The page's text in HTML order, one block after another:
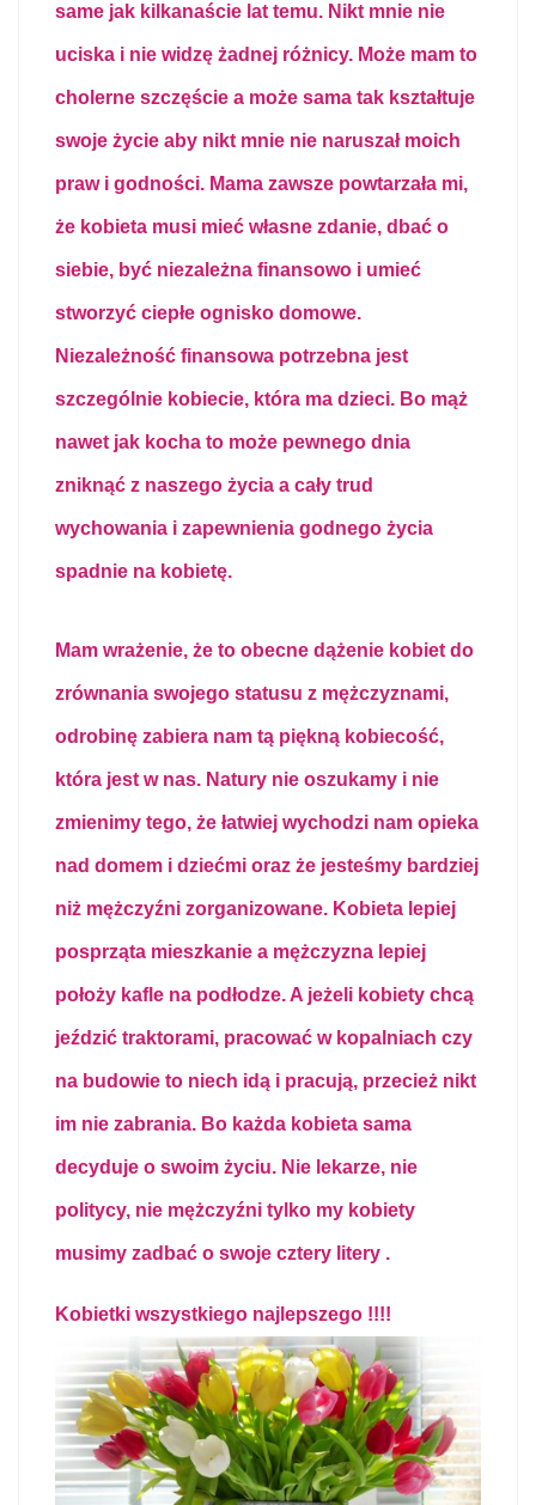
same jak kilkanaście lat temu. Nikt mnie nie
uciska i nie widzę żadnej różnicy. Może mam to
cholerne szczęście a może sama tak kształtuje
swoje życie aby nikt mnie nie naruszał moich
praw i godności. Mama zawsze powtarzała mi,
że kobieta musi mieć własne zdanie, dbać o
siebie, być niezależna finansowo i umieć
stworzyć ciepłe ognisko domowe.
Niezależność finansowa potrzebna jest
szczególnie kobiecie, która ma dzieci. Bo mąż
nawet jak kocha to może pewnego dnia
zniknąć z naszego życia a cały trud
wychowania i zapewnienia godnego życia
spadnie na kobietę.
Mam wrażenie, że to obecne dążenie kobiet do
zrównania swojego statusu z mężczyznami,
odrobinę zabiera nam tą piękną kobiecość,
która jest w nas. Natury nie oszukamy i nie
zmienimy tego, że łatwiej wychodzi nam opieka
nad domem i dziećmi oraz że jesteśmy bardziej
niż mężczyźni zorganizowane. Kobieta lepiej
posprząta mieszkanie a mężczyzna lepiej
położy kafle na podłodze. A jeżeli kobiety chcą
jeździć traktorami, pracować w kopalniach czy
na budowie to niech idą i pracują, przecież nikt
im nie zabrania. Bo każda kobieta sama
decyduje o swoim życiu. Nie lekarze, nie
politycy, nie mężczyźni tylko my kobiety
musimy zadbać o swoje cztery litery .
Kobietki wszystkiego najlepszego !!!!